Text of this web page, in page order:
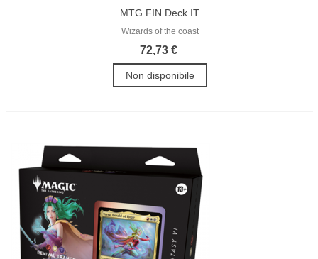
MTG FIN Deck IT
Wizards of the coast
72,73 €
Non disponibile